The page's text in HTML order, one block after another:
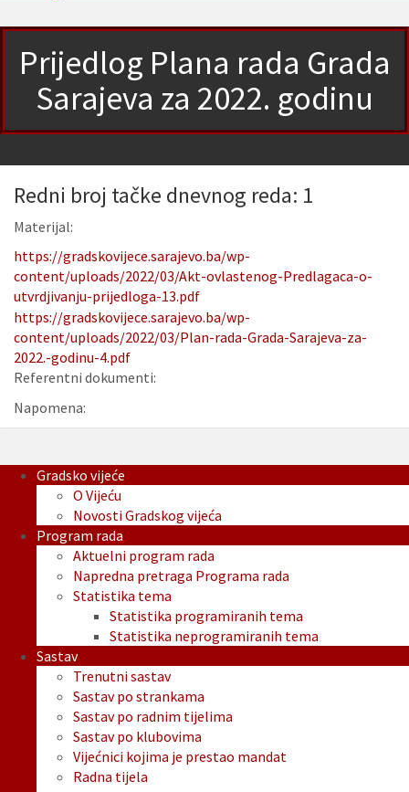
Prijedlog Plana rada Grada
Sarajeva za 2022. godinu
Redni broj tačke dnevnog reda: 1
Materijal:
https://gradskovijece.sarajevo.ba/wp-
content/uploads/2022/03/Akt-ovlastenog-Predlagaca-o-
utvrdjivanju-prijedloga-13.pdf
https://gradskovijece.sarajevo.ba/wp-
content/uploads/2022/03/Plan-rada-Grada-Sarajeva-za-
2022.-godinu-4.pdf
Referentni dokumenti:
Napomena:
Gradsko vijeće
O Vijeću
Novosti Gradskog vijeća
Program rada
Aktuelni program rada
Napredna pretraga Programa rada
Statistika tema
Statistika programiranih tema
Statistika neprogramiranih tema
Sastav
Trenutni sastav
Sastav po strankama
Sastav po radnim tijelima
Sastav po klubovima
Vijećnici kojima je prestao mandat
Radna tijela